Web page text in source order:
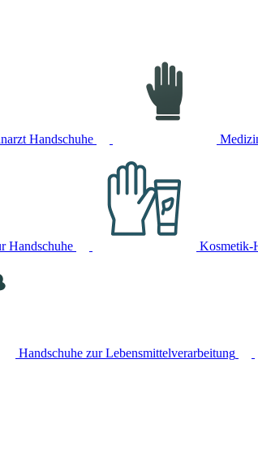
Handschuhe
Handschuhe Kosmetik-
Handschuhe zur Lebensmittelverarbeitung